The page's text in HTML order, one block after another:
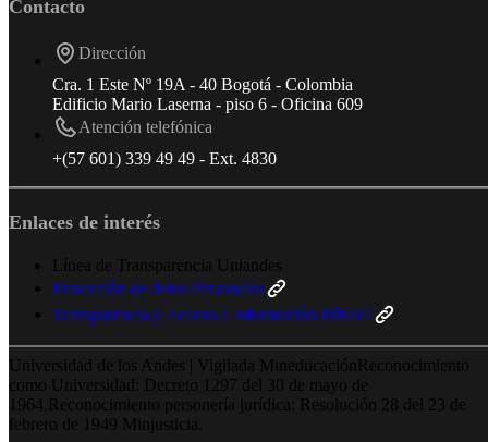
Contacto
Dirección
Cra. 1 Este Nº 19A - 40 Bogotá - Colombia
Edificio Mario Laserna - piso 6 - Oficina 609
Atención telefónica
+(57 601) 339 49 49 - Ext. 4830
Enlaces de interés
Línea de Transparencia Uniandes
Protección de datos Personales
Transparencia y Acceso a Información Pública
Universidad de los Andes | Vigilada MineducaciónReconocimiento
como Universidad: Decreto 1297 del 30 de mayo de
1964.Reconocimiento personería jurídica: Resolución 28 del 23 de
febrero de 1949 Minjusticia.